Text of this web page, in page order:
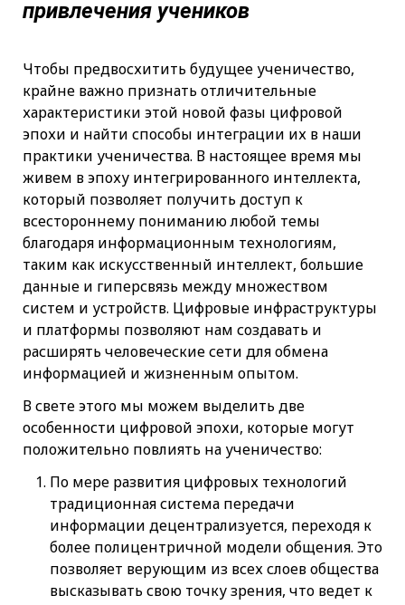
привлечения учеников
Чтобы предвосхитить будущее ученичество,
крайне важно признать отличительные
характеристики этой новой фазы цифровой
эпохи и найти способы интеграции их в наши
практики ученичества. В настоящее время мы
живем в эпоху интегрированного интеллекта,
который позволяет получить доступ к
всестороннему пониманию любой темы
благодаря информационным технологиям,
таким как искусственный интеллект, большие
данные и гиперсвязь между множеством
систем и устройств. Цифровые инфраструктуры
и платформы позволяют нам создавать и
расширять человеческие сети для обмена
информацией и жизненным опытом.
В свете этого мы можем выделить две
особенности цифровой эпохи, которые могут
положительно повлиять на ученичество:
По мере развития цифровых технологий
традиционная система передачи
информации децентрализуется, переходя к
более полицентричной модели общения. Это
позволяет верующим из всех слоев общества
высказывать свою точку зрения, что ведет к